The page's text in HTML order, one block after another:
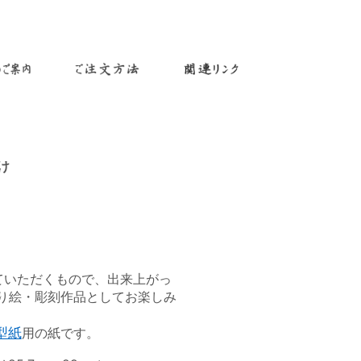
ただくもので、出来上がっ
絵・彫刻作品としてお楽しみ
紙用の紙です。